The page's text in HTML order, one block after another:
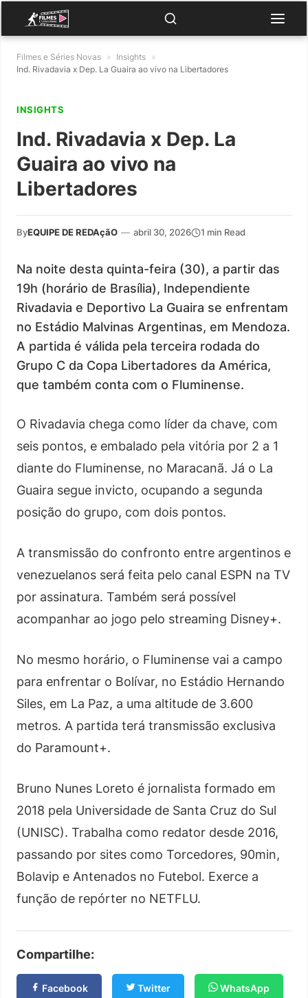
Filmes e Séries Novas » Insights »
Ind. Rivadavia x Dep. La Guaira ao vivo na Libertadores
INSIGHTS
Ind. Rivadavia x Dep. La
Guaira ao vivo na
Libertadores
ByEQUIPE DE REDAçãO — abril 30, 2026 1 min Read
Na noite desta quinta-feira (30), a partir das
19h (horário de Brasília), Independiente
Rivadavia e Deportivo La Guaira se enfrentam
no Estádio Malvinas Argentinas, em Mendoza.
A partida é válida pela terceira rodada do
Grupo C da Copa Libertadores da América,
que também conta com o Fluminense.
O Rivadavia chega como líder da chave, com
seis pontos, e embalado pela vitória por 2 a 1
diante do Fluminense, no Maracanã. Já o La
Guaira segue invicto, ocupando a segunda
posição do grupo, com dois pontos.
A transmissão do confronto entre argentinos e
venezuelanos será feita pelo canal ESPN na TV
por assinatura. Também será possível
acompanhar ao jogo pelo streaming Disney+.
No mesmo horário, o Fluminense vai a campo
para enfrentar o Bolívar, no Estádio Hernando
Siles, em La Paz, a uma altitude de 3.600
metros. A partida terá transmissão exclusiva
do Paramount+.
Bruno Nunes Loreto é jornalista formado em
2018 pela Universidade de Santa Cruz do Sul
(UNISC). Trabalha como redator desde 2016,
passando por sites como Torcedores, 90min,
Bolavip e Antenados no Futebol. Exerce a
função de repórter no NETFLU.
Compartilhe:
Facebook Twitter WhatsApp